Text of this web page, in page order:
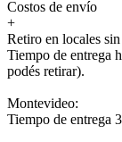
Costos de envío
+
Retiro en locales
Tiempo de entrega
podés retirar).
Montevideo:
Tiempo de entrega